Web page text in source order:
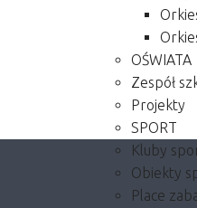
OŚWIATA
Zespół
Projekty
SPORT
Kluby
Obiekty
Place